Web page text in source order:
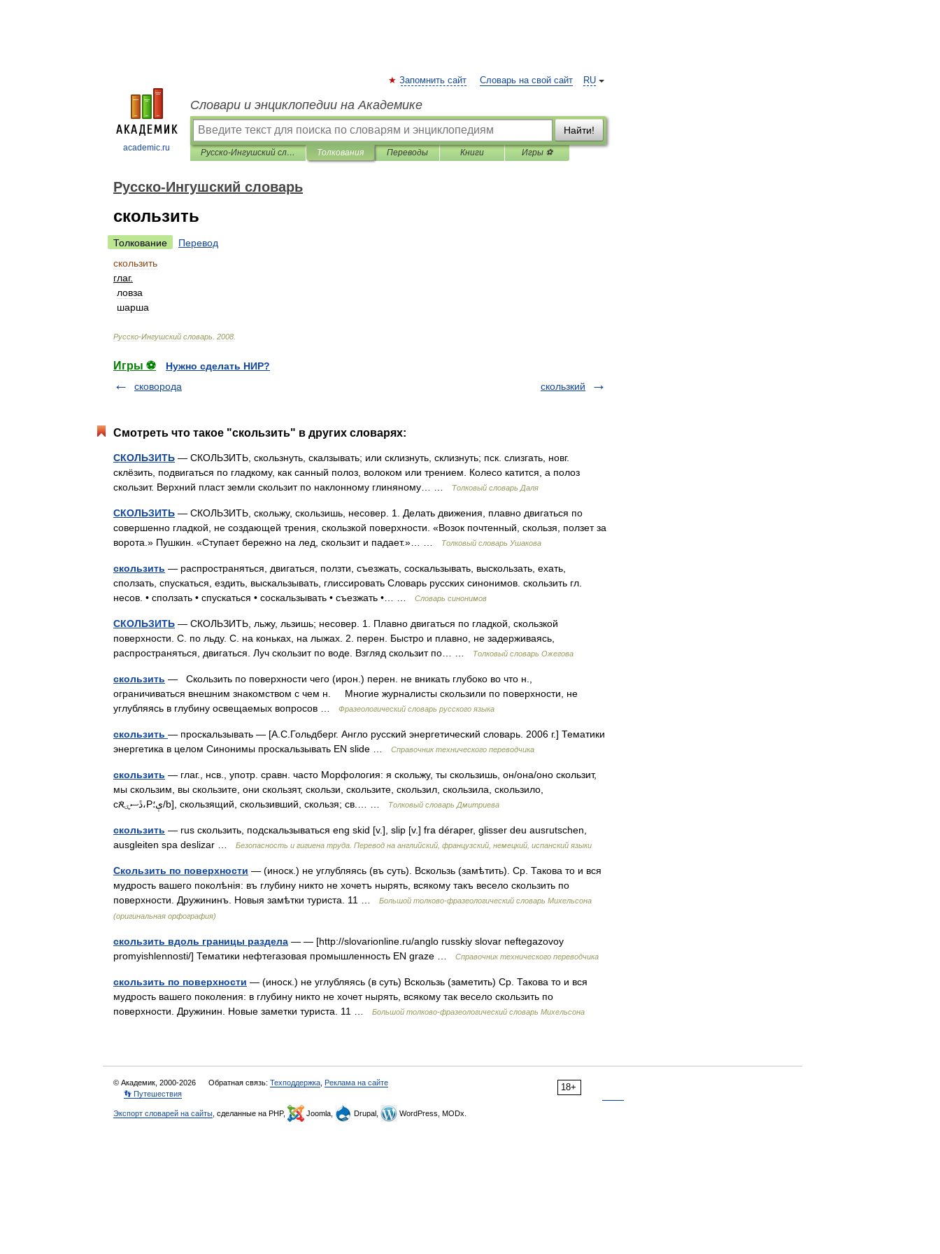
academic.ru
RU
Запомнить сайт Словарь на свой сайт
Словари и энциклопедии на Академике
Найти!
Русско-Ингушский словарь Толкования Переводы Книги Игры ⚽
Русско-Ингушский словарь
скользить
Толкование
Перевод
скользить
глаг.
ловза
шарша
Русско-Ингушский словарь 2008
Игры ⚽
Нужно сделать НИР?
сковорода
скользкий
Смотреть что такое "скользить" в других словарях:
СКОЛЬЗИТЬ — СКОЛЬЗИТЬ, скользнуть, скалзывать; или склизнуть, склизнуть; пск. слизгать, новг.
склёзить, подвигаться по гладкому, как санный полоз, волоком или трением. Колесо катится, а полоз
скользит. Верхний пласт земли скользит по наклонному глиняному… …
Толковый словарь Даля
СКОЛЬЗИТЬ — СКОЛЬЗИТЬ, скольжу, скользишь, несовер. 1. Делать движения, плавно двигаться по
совершенно гладкой, не создающей трения, скользкой поверхности. «Возок почтенный, скользя, ползет за
ворота.» Пушкин. «Ступает бережно на лед, скользит и падает.»… …
Толковый словарь Ушакова
скользить — распространяться, двигаться, ползти, съезжать, соскальзывать, выскользать, ехать,
сползать, спускаться, ездить, выскальзывать, глиссировать Словарь русских синонимов. скользить гл.
несов. • сползать • спускаться • соскальзывать • съезжать •… …
Словарь синонимов
СКОЛЬЗИТЬ — СКОЛЬЗИТЬ, льжу, льзишь; несовер. 1. Плавно двигаться по гладкой, скользкой
поверхности. С. по льду. С. на коньках, на лыжах. 2. перен. Быстро и плавно, не задерживаясь,
распространяться, двигаться. Луч скользит по воде. Взгляд скользит по… …
Толковый словарь Ожегова
скользить — Скользить по поверхности чего (ирон.) перен. не вникать глубоко во что н.,
ограничиваться внешним знакомством с чем н. Многие журналисты скользили по поверхности, не
углубляясь в глубину освещаемых вопросов …
Фразеологический словарь русского языка
скользить — проскальзывать — [А.С.Гольдберг. Англо русский энергетический словарь. 2006 г.] Тематики
энергетика в целом Синонимы проскальзывать EN slide …
Справочник технического переводчика
скользить — глаг., нсв., употр. сравн. часто Морфология: я скольжу, ты скользишь, он/она/оно скользит,
мы скользим, вы скользите, они скользят, скользи, скользите, скользил, скользила, скользило,
сڐސۑ̐א،Pې؛/b], скользящий, скользивший, скользя; св.… …
Толковый словарь Дмитриева
скользить — rus скользить, подскальзываться eng skid [v.], slip [v.] fra déraper, glisser deu ausrutschen,
ausgleiten spa deslizar …
Безопасность и гигиена труда. Перевод на английский, французский, немецкий, испанский языки
Скользить по поверхности — (иноск.) не углубляясь (въ суть). Вскользь (замѣтить). Ср. Такова то и вся
мудрость вашего поколѣнія: въ глубину никто не хочетъ нырять, всякому такъ весело скользить по
поверхности. Дружининъ. Новыя замѣтки туриста. 11 …
Большой толково-фразеологический словарь Михельсона
(оригинальная орфография)
скользить вдоль границы раздела — — [http://slovarionline.ru/anglo russkiy slovar neftegazovoy
promyishlennosti/] Тематики нефтегазовая промышленность EN graze …
Справочник технического переводчика
скользить по поверхности — (иноск.) не углубляясь (в суть) Вскользь (заметить) Ср. Такова то и вся
мудрость вашего поколения: в глубину никто не хочет нырять, всякому так весело скользить по
поверхности. Дружинин. Новые заметки туриста. 11 …
Большой толково-фразеологический словарь Михельсона
18+
© Академик, 2000-2026 Обратная связь: Техподдержка Реклама на сайте
👣 Путешествия
Экспорт словарей на сайты , сделанные на PHP, Joomla, Drupal, WordPress, MODx.